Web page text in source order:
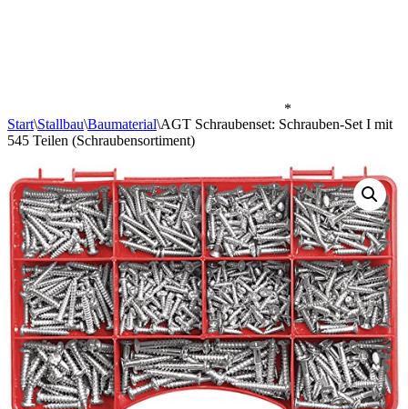
*
Start\Stallbau\Baumaterial\AGT Schraubenset: Schrauben-Set I mit
545 Teilen (Schraubensortiment)